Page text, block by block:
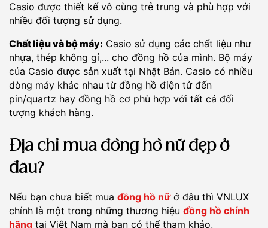
Casio được thiết kế vô cùng trẻ trung và phù hợp với
nhiều đối tượng sử dụng.
Chất liệu và bộ máy: Casio sử dụng các chất liệu như
nhựa, thép không gỉ,... cho đồng hồ của mình. Bộ máy
của Casio được sản xuất tại Nhật Bản. Casio có nhiều
dòng máy khác nhau từ đồng hồ điện tử đến
pin/quartz hay đồng hồ cơ phù hợp với tất cả đối
tượng khách hàng.
Địa chỉ mua đồng hồ nữ đẹp ở
đâu?
Nếu bạn chưa biết mua đồng hồ nữở đâu thì VNLUX
chính là một trong những thương hiệu đồng hồ chính
hãng tại Việt Nam mà bạn có thể tham khảo,